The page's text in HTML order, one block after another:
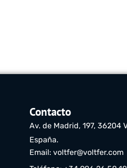
Contacto
Av. de Madrid, 197, 36204
España.
Email: voltfer@voltfer.com